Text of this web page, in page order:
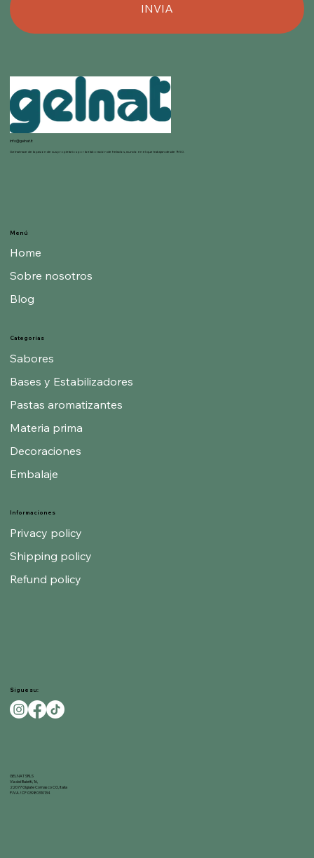
INVIA
info@gelnat.it
Gelnat nace de la pasión de sus propietarios por la elaboración de helados, mundo en el que trabajan desde 1950.
Informaciones
Privacy policy
Shipping policy
Refund policy
Categorías
Sabores
Bases y Estabilizadores
Pastas aromatizantes
Materia prima
Decoraciones
Embalaje
Menú
Home
Sobre nosotros
Blog
Sigue su:
GELNAT SRLS
Via dei Baietti, 16,
22077 Olgiate Comasco CO, Italia
P.IVA / CF 03980310134